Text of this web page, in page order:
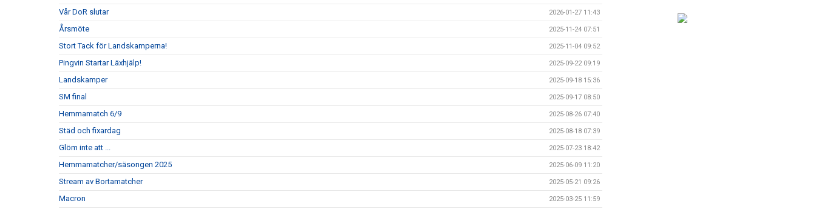
Vår DoR slutar 2026-01-27 11:43
Årsmöte 2025-11-24 07:51
Stort Tack för Landskamperna! 2025-11-04 09:52
Pingvin Startar Läxhjälp! 2025-09-22 09:19
Landskamper 2025-09-18 15:36
SM final 2025-09-17 08:50
Hemmamatch 6/9 2025-08-26 07:40
Städ och fixardag 2025-08-18 07:39
Glöm inte att ... 2025-07-23 18:42
Hemmamatcher/säsongen 2025 2025-06-09 11:20
Stream av Bortamatcher 2025-05-21 09:26
Macron 2025-03-25 11:59